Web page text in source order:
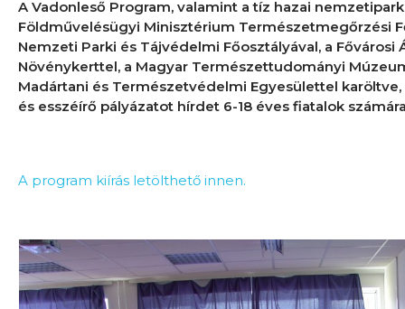
A Vadonleső Program, valamint a tíz hazai
Földművelésügyi Minisztérium Természetmegőrzési
Nemzeti Parki és Tájvédelmi Főosztályával, a Fővárosi
Növénykerttel, a Magyar Természettudományi
Madártani és Természetvédelmi Egyesülettel karöltve,
és esszéírő pályázatot hírdet 6-18 éves fiatalok
A program kiírás letölthető innen.